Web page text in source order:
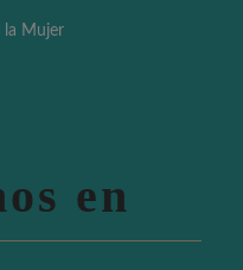
la Mujer
en